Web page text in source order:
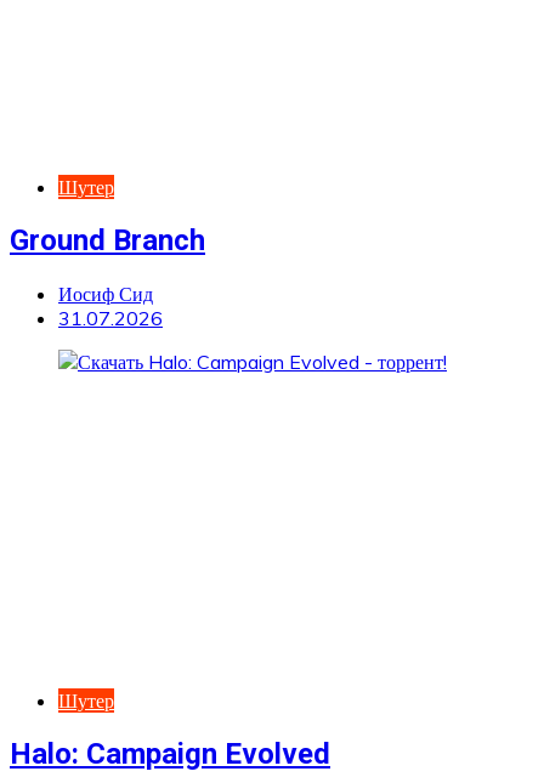
Шутер
Ground Branch
Иосиф Сид
31.07.2026
Шутер
Halo: Campaign Evolved